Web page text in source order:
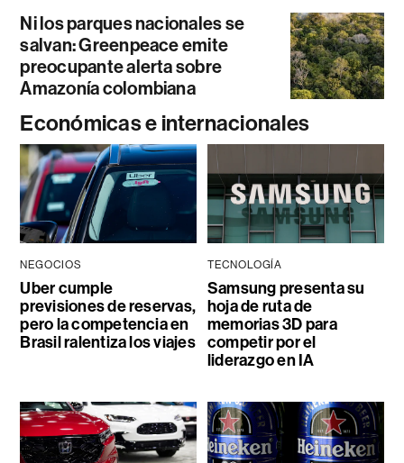
Ni los parques nacionales se
salvan: Greenpeace emite
preocupante alerta sobre
Amazonía colombiana
Económicas e internacionales
NEGOCIOS
Uber cumple
previsiones de reservas,
pero la competencia en
Brasil ralentiza los viajes
TECNOLOGÍA
Samsung presenta su
hoja de ruta de
memorias 3D para
competir por el
liderazgo en IA